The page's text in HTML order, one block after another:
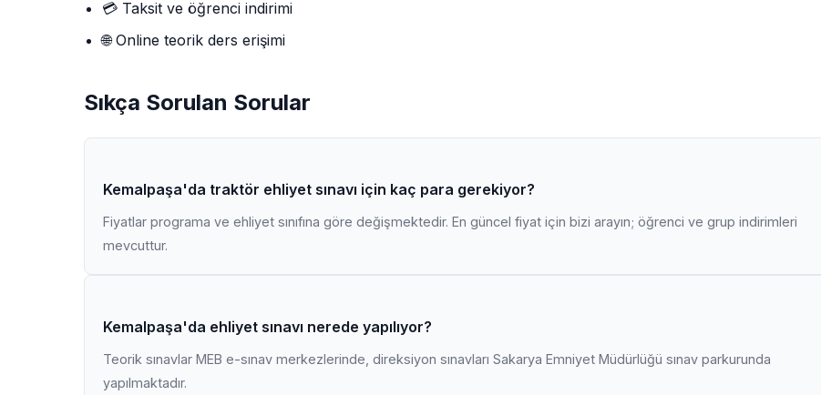
💳 Taksit ve öğrenci indirimi
🌐 Online teorik ders erişimi
Sıkça Sorulan Sorular
Kemalpaşa'da traktör ehliyet sınavı için kaç para gerekiyor?
Fiyatlar programa ve ehliyet sınıfına göre değişmektedir. En güncel fiyat için bizi arayın; öğrenci ve grup indirimleri
mevcuttur.
Kemalpaşa'da ehliyet sınavı nerede yapılıyor?
Teorik sınavlar MEB e-sınav merkezlerinde, direksiyon sınavları Sakarya Emniyet Müdürlüğü sınav parkurunda
yapılmaktadır.